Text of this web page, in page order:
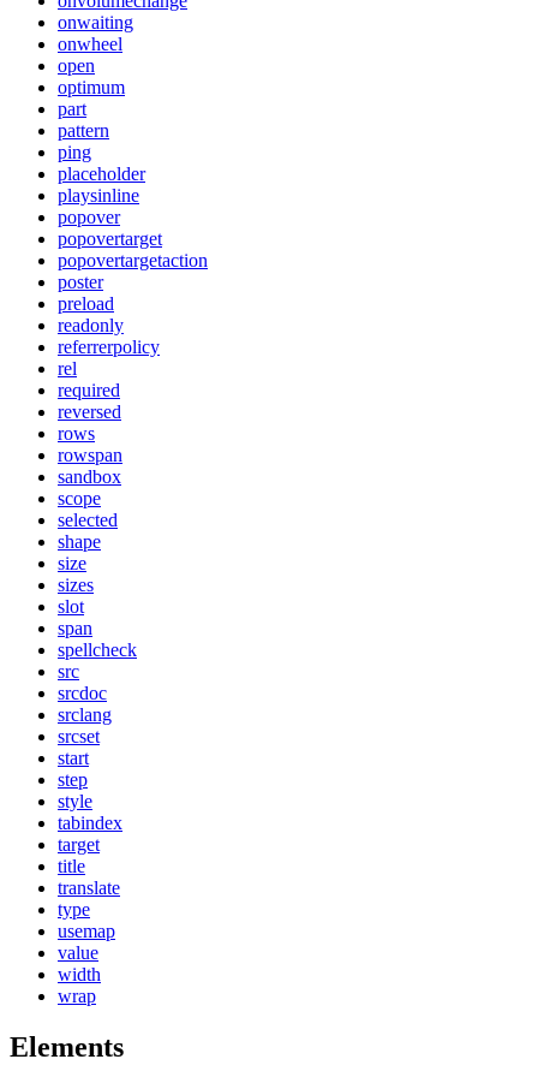
onwaiting
onwheel
open
optimum
part
pattern
ping
placeholder
playsinline
popover
popovertarget
popovertargetaction
poster
preload
readonly
referrerpolicy
rel
required
reversed
rows
rowspan
sandbox
scope
selected
shape
size
sizes
slot
span
spellcheck
src
srcdoc
srclang
srcset
start
step
style
tabindex
target
title
translate
type
usemap
value
width
wrap
Elements